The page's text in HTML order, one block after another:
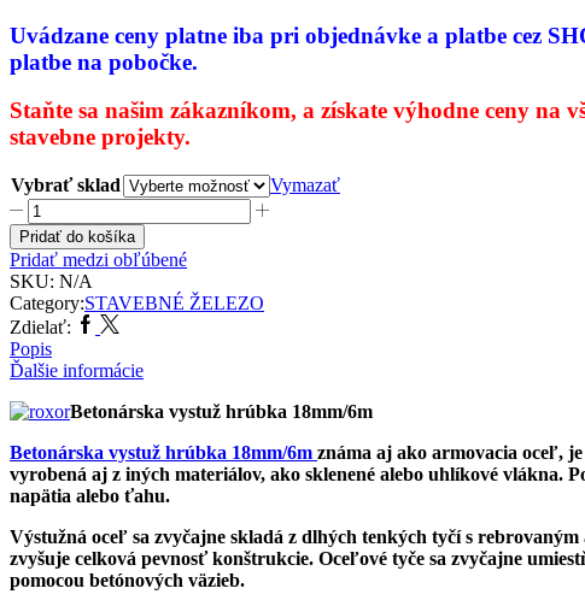
Uvádzane ceny platne iba pri objednávke a platbe cez
platbe na pobočke.
Staňte sa našim zákazníkom, a získate výhodne ceny na
stavebne projekty.
Vybrať sklad
Vymazať
množstvo
Betonárska
vystuž
hrúbka
18mm/6m
Pridať do košíka
Pridať medzi obľúbené
SKU: N/A
Category:STAVEBNÉ ŽELEZO
Zdielať: Facebook
Twitter
Popis
Ďalšie informácie
Betonárska vystuž hrúbka 18mm/6m
Betonárska vystuž hrúbka 18mm/6m známa aj ako armovacia oceľ,
vyrobená aj z iných materiálov, ako sklenené alebo uhlíkové vlákna.
napätia alebo ťahu.
Výstužná oceľ sa zvyčajne skladá z dlhých tenkých tyčí s
zvyšuje celková pevnosť konštrukcie. Oceľové tyče sa zvyčajne
pomocou betónových väzieb.